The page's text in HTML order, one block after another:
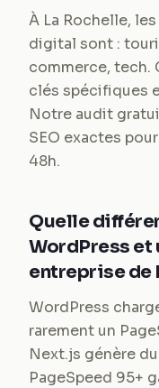
À La Rochelle,
digital sont :
commerce, tech.
clés spécifiques
Notre audit
SEO exactes
48h.
Quelle
WordPress et
entreprise de
WordPress
rarement un
Next.js génère
PageSpeed 95+